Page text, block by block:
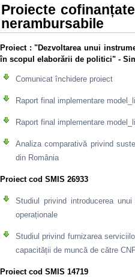
Proiecte
nerambursabile
Proiect : "Dezvoltarea unui
în scopul elaborării de politici" -
Comunicat închidere proiect
Raport final implementare
Raport final implementare
Analiza comparativă privind
din România
Proiect cod SMIS 26933
Studiul privind introducerea
operaționale
Studiul privind furnizarea
capacității de muncă de către
Proiect cod SMIS 14719